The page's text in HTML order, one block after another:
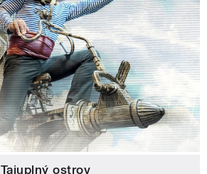
Tajuplný ostrov